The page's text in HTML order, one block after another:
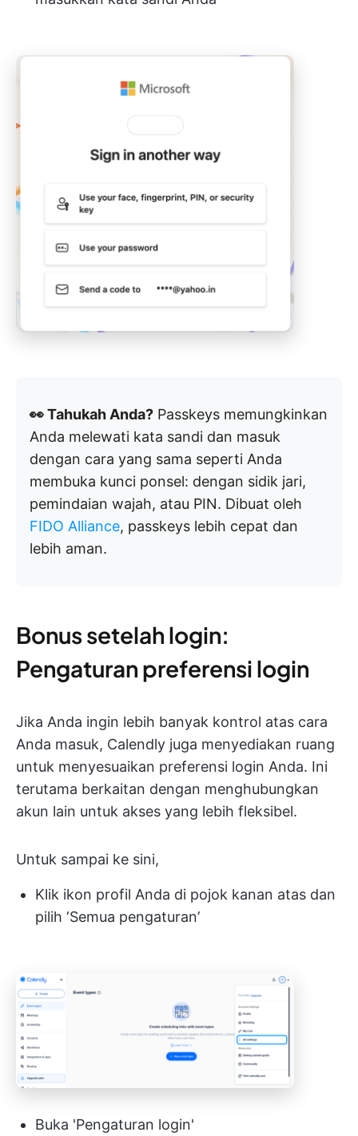
👀 Tahukah Anda? Passkeys memungkinkan
Anda melewati kata sandi dan masuk
dengan cara yang sama seperti Anda
membuka kunci ponsel: dengan sidik jari,
pemindaian wajah, atau PIN. Dibuat oleh
FIDO Alliance, passkeys lebih cepat dan
lebih aman.
Bonus setelah login:
Pengaturan preferensi login
Jika Anda ingin lebih banyak kontrol atas cara
Anda masuk, Calendly juga menyediakan ruang
untuk menyesuaikan preferensi login Anda. Ini
terutama berkaitan dengan menghubungkan
akun lain untuk akses yang lebih fleksibel.
Untuk sampai ke sini,
Klik ikon profil Anda di pojok kanan atas dan
pilih ‘Semua pengaturan’
Buka 'Pengaturan login'